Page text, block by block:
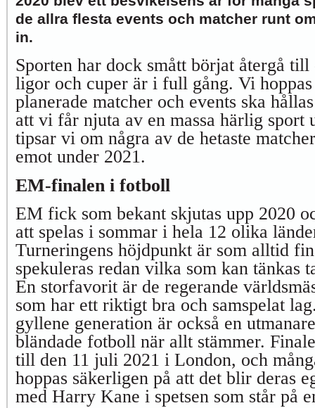
de allra flesta events och matcher runt
in.
Sporten har dock smått börjat återgå
ligor och cuper är i full gång. Vi
planerade matcher och events ska
att vi får njuta av en massa härlig sport
tipsar vi om några av de hetaste
emot under 2021.
EM-finalen i fotboll
EM fick som bekant skjutas upp 2020
att spelas i sommar i hela 12 olika
Turneringens höjdpunkt är som alltid
spekuleras redan vilka som kan tänkas
En storfavorit är de regerande
som har ett riktigt bra och samspelat
gyllene generation är också en
bländade fotboll när allt stämmer.
till den 11 juli 2021 i London, och
hoppas säkerligen på att det blir deras
med Harry Kane i spetsen som står på